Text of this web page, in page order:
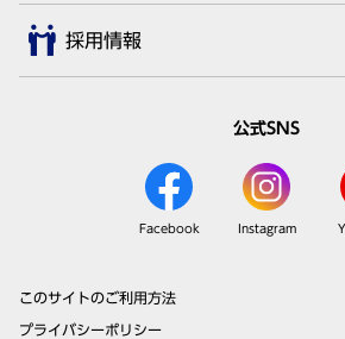
採用情報
公式SNS
Facebook Instagram
このサイトのご利用方法
プライバシーポリシー